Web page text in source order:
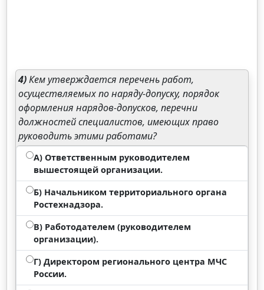
4)Кем утверждается перечень работ,
осуществляемых по наряду-допуску, порядок
оформления нарядов-допусков, перечни
должностей специалистов, имеющих право
руководить этими работами?
А) Ответственным руководителем
вышестоящей организации.
Б) Начальником территориального органа
Ростехнадзора.
В) Работодателем (руководителем
организации).
Г) Директором регионального центра МЧС
России.